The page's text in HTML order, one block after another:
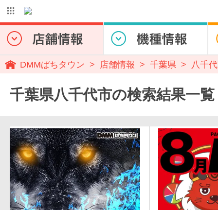
DMMぱちタウン 店舗情報 千葉県 八千
千葉県八千代市の検索結果一覧